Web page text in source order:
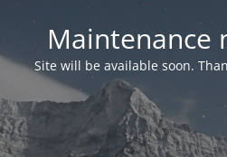
Maintenance
Site will be available soon.